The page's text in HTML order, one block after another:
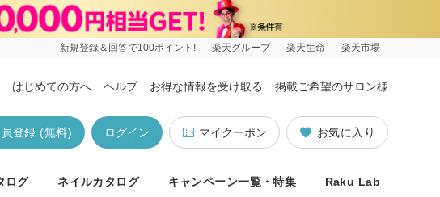
新規登録＆回答で100ポイント! 楽天グループ 楽天生命 楽天市場
はじめての方へ ヘルプ お得な情報を受け取る 掲載ご希望のサロン様
お気に入り
マイクーポン
ログイン
登録 (無料)
ログ ネイルカタログ キャンペーン一覧・特集 Raku Lab